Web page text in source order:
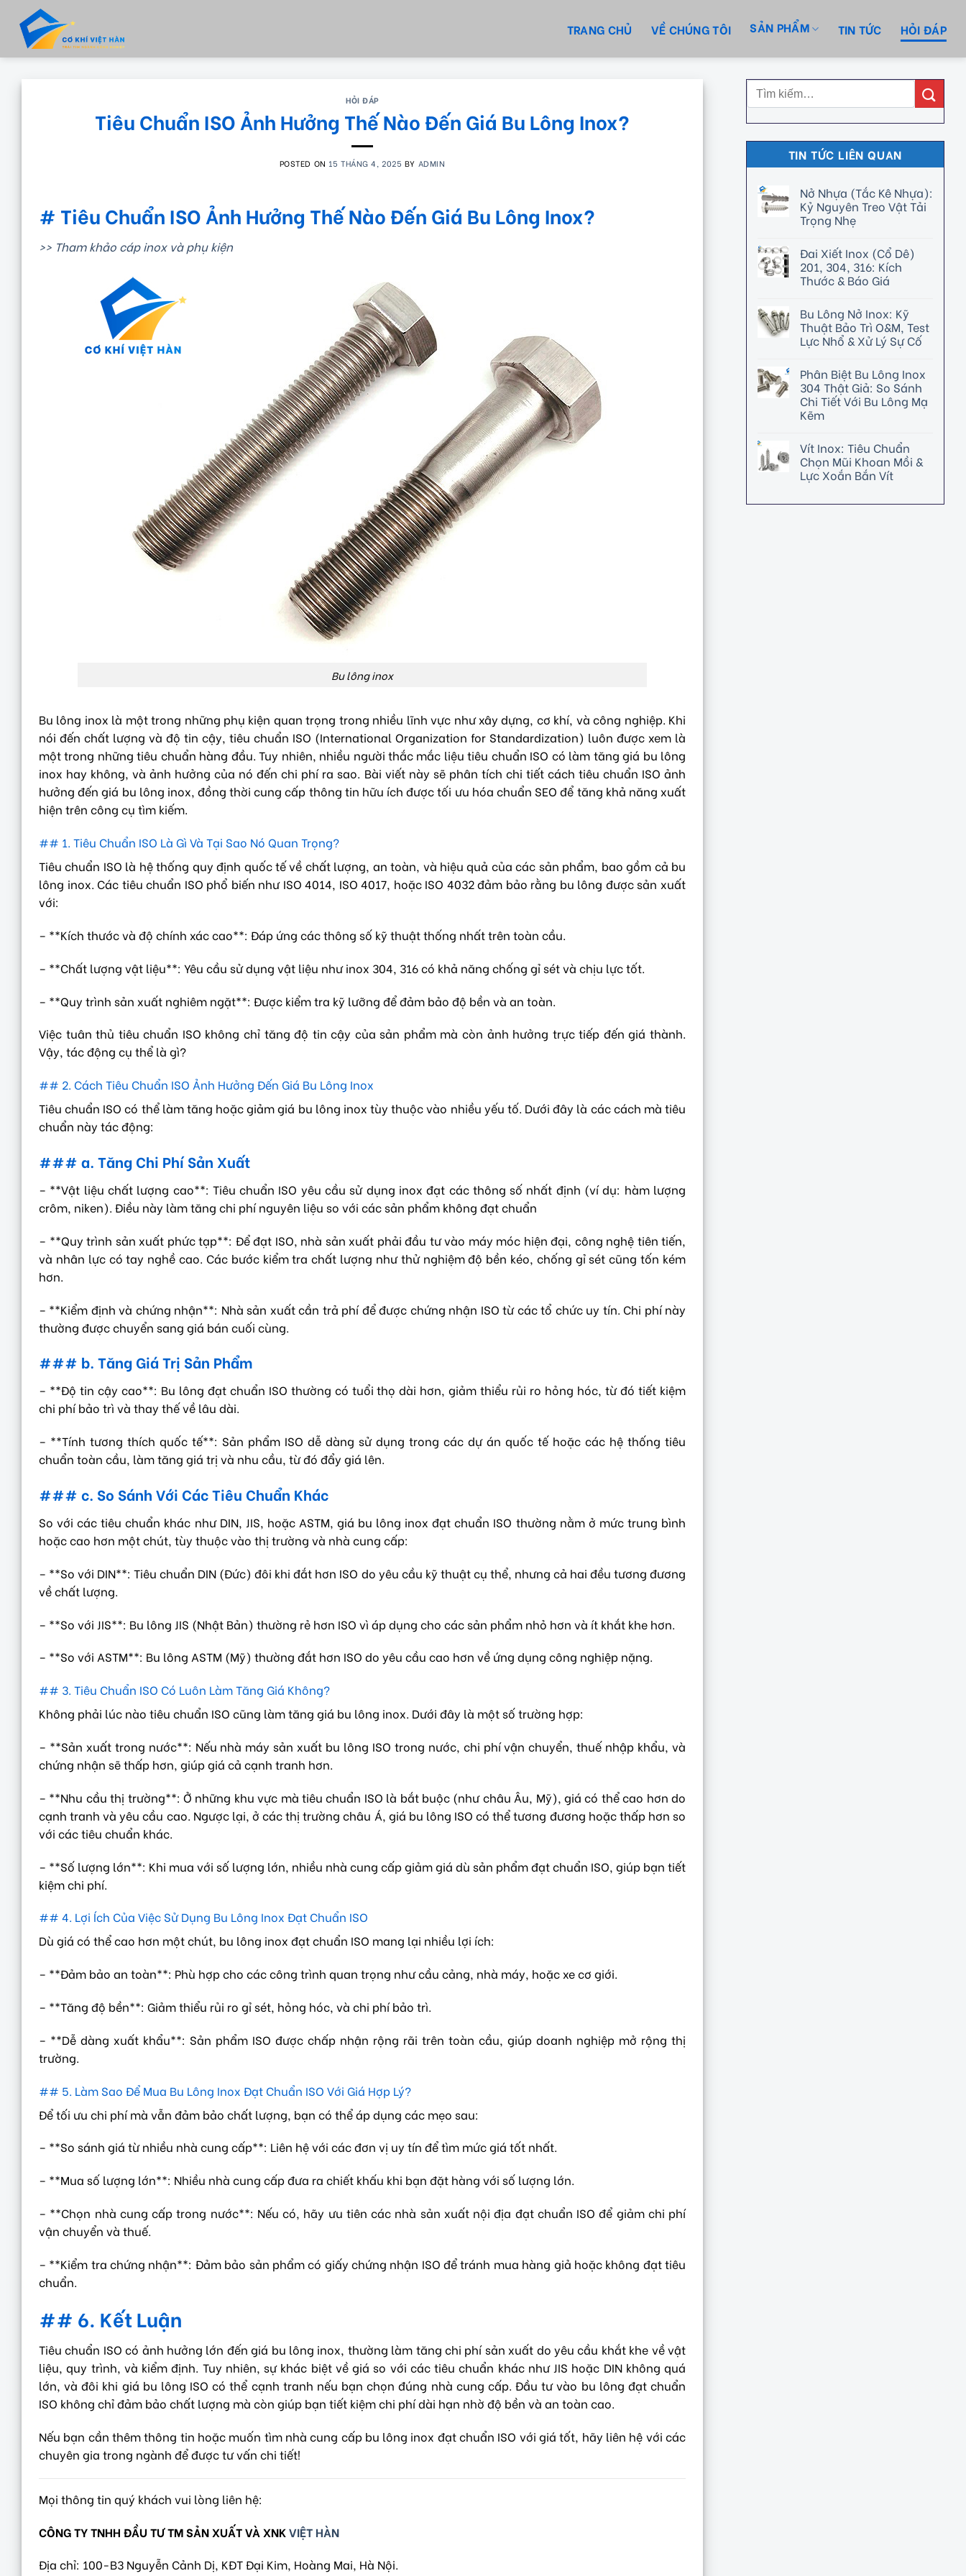
content
TRANG CHỦ VỀ CHÚNG TÔI SẢN PHẨM TIN TỨC HỎI ĐÁP
HỎI ĐÁP
Tiêu Chuẩn ISO Ảnh Hưởng Thế Nào Đến Giá Bu Lông Inox?
POSTED ON 15 THÁNG 4, 2025 BY ADMIN
# Tiêu Chuẩn ISO Ảnh Hưởng Thế Nào Đến Giá Bu Lông Inox?
>> Tham khảo cáp inox và phụ kiện
Bu lông inox
Bu lông inox là một trong những phụ kiện quan trọng trong nhiều lĩnh vực như xây dựng, cơ khí, và công nghiệp. Khi
nói đến chất lượng và độ tin cậy, tiêu chuẩn ISO (International Organization for Standardization) luôn được xem là
một trong những tiêu chuẩn hàng đầu. Tuy nhiên, nhiều người thắc mắc liệu tiêu chuẩn ISO có làm tăng giá bu lông
inox hay không, và ảnh hưởng của nó đến chi phí ra sao. Bài viết này sẽ phân tích chi tiết cách tiêu chuẩn ISO ảnh
hưởng đến giá bu lông inox, đồng thời cung cấp thông tin hữu ích được tối ưu hóa chuẩn SEO để tăng khả năng xuất
hiện trên công cụ tìm kiếm.
## 1. Tiêu Chuẩn ISO Là Gì Và Tại Sao Nó Quan Trọng?
Tiêu chuẩn ISO là hệ thống quy định quốc tế về chất lượng, an toàn, và hiệu quả của các sản phẩm, bao gồm cả bu
lông inox. Các tiêu chuẩn ISO phổ biến như ISO 4014, ISO 4017, hoặc ISO 4032 đảm bảo rằng bu lông được sản xuất
với:
– **Kích thước và độ chính xác cao**: Đáp ứng các thông số kỹ thuật thống nhất trên toàn cầu.
– **Chất lượng vật liệu**: Yêu cầu sử dụng vật liệu như inox 304, 316 có khả năng chống gỉ sét và chịu lực tốt.
– **Quy trình sản xuất nghiêm ngặt**: Được kiểm tra kỹ lưỡng để đảm bảo độ bền và an toàn.
Việc tuân thủ tiêu chuẩn ISO không chỉ tăng độ tin cậy của sản phẩm mà còn ảnh hưởng trực tiếp đến giá thành.
Vậy, tác động cụ thể là gì?
## 2. Cách Tiêu Chuẩn ISO Ảnh Hưởng Đến Giá Bu Lông Inox
Tiêu chuẩn ISO có thể làm tăng hoặc giảm giá bu lông inox tùy thuộc vào nhiều yếu tố. Dưới đây là các cách mà tiêu
chuẩn này tác động:
### a. Tăng Chi Phí Sản Xuất
– **Vật liệu chất lượng cao**: Tiêu chuẩn ISO yêu cầu sử dụng inox đạt các thông số nhất định (ví dụ: hàm lượng
crôm, niken). Điều này làm tăng chi phí nguyên liệu so với các sản phẩm không đạt chuẩn
– **Quy trình sản xuất phức tạp**: Để đạt ISO, nhà sản xuất phải đầu tư vào máy móc hiện đại, công nghệ tiên tiến,
và nhân lực có tay nghề cao. Các bước kiểm tra chất lượng như thử nghiệm độ bền kéo, chống gỉ sét cũng tốn kém
hơn.
– **Kiểm định và chứng nhận**: Nhà sản xuất cần trả phí để được chứng nhận ISO từ các tổ chức uy tín. Chi phí này
thường được chuyển sang giá bán cuối cùng.
### b. Tăng Giá Trị Sản Phẩm
– **Độ tin cậy cao**: Bu lông đạt chuẩn ISO thường có tuổi thọ dài hơn, giảm thiểu rủi ro hỏng hóc, từ đó tiết kiệm
chi phí bảo trì và thay thế về lâu dài.
– **Tính tương thích quốc tế**: Sản phẩm ISO dễ dàng sử dụng trong các dự án quốc tế hoặc các hệ thống tiêu
chuẩn toàn cầu, làm tăng giá trị và nhu cầu, từ đó đẩy giá lên.
### c. So Sánh Với Các Tiêu Chuẩn Khác
So với các tiêu chuẩn khác như DIN, JIS, hoặc ASTM, giá bu lông inox đạt chuẩn ISO thường nằm ở mức trung bình
hoặc cao hơn một chút, tùy thuộc vào thị trường và nhà cung cấp:
– **So với DIN**: Tiêu chuẩn DIN (Đức) đôi khi đắt hơn ISO do yêu cầu kỹ thuật cụ thể, nhưng cả hai đều tương đương
về chất lượng.
– **So với JIS**: Bu lông JIS (Nhật Bản) thường rẻ hơn ISO vì áp dụng cho các sản phẩm nhỏ hơn và ít khắt khe hơn.
– **So với ASTM**: Bu lông ASTM (Mỹ) thường đắt hơn ISO do yêu cầu cao hơn về ứng dụng công nghiệp nặng.
## 3. Tiêu Chuẩn ISO Có Luôn Làm Tăng Giá Không?
Không phải lúc nào tiêu chuẩn ISO cũng làm tăng giá bu lông inox. Dưới đây là một số trường hợp:
– **Sản xuất trong nước**: Nếu nhà máy sản xuất bu lông ISO trong nước, chi phí vận chuyển, thuế nhập khẩu, và
chứng nhận sẽ thấp hơn, giúp giá cả cạnh tranh hơn.
– **Nhu cầu thị trường**: Ở những khu vực mà tiêu chuẩn ISO là bắt buộc (như châu Âu, Mỹ), giá có thể cao hơn do
cạnh tranh và yêu cầu cao. Ngược lại, ở các thị trường châu Á, giá bu lông ISO có thể tương đương hoặc thấp hơn so
với các tiêu chuẩn khác.
– **Số lượng lớn**: Khi mua với số lượng lớn, nhiều nhà cung cấp giảm giá dù sản phẩm đạt chuẩn ISO, giúp bạn tiết
kiệm chi phí.
## 4. Lợi Ích Của Việc Sử Dụng Bu Lông Inox Đạt Chuẩn ISO
Dù giá có thể cao hơn một chút, bu lông inox đạt chuẩn ISO mang lại nhiều lợi ích:
– **Đảm bảo an toàn**: Phù hợp cho các công trình quan trọng như cầu cảng, nhà máy, hoặc xe cơ giới.
– **Tăng độ bền**: Giảm thiểu rủi ro gỉ sét, hỏng hóc, và chi phí bảo trì.
– **Dễ dàng xuất khẩu**: Sản phẩm ISO được chấp nhận rộng rãi trên toàn cầu, giúp doanh nghiệp mở rộng thị
trường.
## 5. Làm Sao Để Mua Bu Lông Inox Đạt Chuẩn ISO Với Giá Hợp Lý?
Để tối ưu chi phí mà vẫn đảm bảo chất lượng, bạn có thể áp dụng các mẹo sau:
– **So sánh giá từ nhiều nhà cung cấp**: Liên hệ với các đơn vị uy tín để tìm mức giá tốt nhất.
– **Mua số lượng lớn**: Nhiều nhà cung cấp đưa ra chiết khấu khi bạn đặt hàng với số lượng lớn.
– **Chọn nhà cung cấp trong nước**: Nếu có, hãy ưu tiên các nhà sản xuất nội địa đạt chuẩn ISO để giảm chi phí
vận chuyển và thuế.
– **Kiểm tra chứng nhận**: Đảm bảo sản phẩm có giấy chứng nhận ISO để tránh mua hàng giả hoặc không đạt tiêu
chuẩn.
## 6. Kết Luận
Tiêu chuẩn ISO có ảnh hưởng lớn đến giá bu lông inox, thường làm tăng chi phí sản xuất do yêu cầu khắt khe về vật
liệu, quy trình, và kiểm định. Tuy nhiên, sự khác biệt về giá so với các tiêu chuẩn khác như JIS hoặc DIN không quá
lớn, và đôi khi giá bu lông ISO có thể cạnh tranh nếu bạn chọn đúng nhà cung cấp. Đầu tư vào bu lông đạt chuẩn
ISO không chỉ đảm bảo chất lượng mà còn giúp bạn tiết kiệm chi phí dài hạn nhờ độ bền và an toàn cao.
Nếu bạn cần thêm thông tin hoặc muốn tìm nhà cung cấp bu lông inox đạt chuẩn ISO với giá tốt, hãy liên hệ với các
chuyên gia trong ngành để được tư vấn chi tiết!
Mọi thông tin quý khách vui lòng liên hệ:
CÔNG TY TNHH ĐẦU TƯ TM SẢN XUẤT VÀ XNKVIỆT HÀN
Địa chỉ: 100-B3 Nguyễn Cảnh Dị, KĐT Đại Kim, Hoàng Mai, Hà Nội.
TIN TỨC LIÊN QUAN
Nở Nhựa (Tắc Kê Nhựa):
Kỷ Nguyên Treo Vật Tải
Trọng Nhẹ
Đai Xiết Inox (Cổ Dê)
201, 304, 316: Kích
Thước & Báo Giá
Bu Lông Nở Inox: Kỹ
Thuật Bảo Trì O&M, Test
Lực Nhổ & Xử Lý Sự Cố
Phân Biệt Bu Lông Inox
304 Thật Giả: So Sánh
Chi Tiết Với Bu Lông Mạ
Kẽm
Vít Inox: Tiêu Chuẩn
Chọn Mũi Khoan Mồi &
Lực Xoắn Bắn Vít